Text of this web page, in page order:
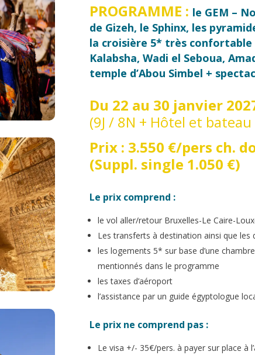
PROGRAMME : le GEM –
de Gizeh, le Sphinx, les
la croisière 5* très confortable
Kalabsha, Wadi el Seboua,
temple d’Abou Simbel +
Du 22 au 30 janvier
(9J / 8N + Hôtel et
Prix : 3.550 €/pers ch.
(Suppl. single 1.050 €)
Le prix comprend :
le vol aller/retour Bruxelles-Le Caire-
Les transferts à destination ainsi que
les logements 5* sur base d’une
mentionnés dans le programme
les taxes d’aéroport
l’assistance par un guide égyptologue
Le prix ne comprend pas :
Le visa +/- 35€/pers. à payer sur place à